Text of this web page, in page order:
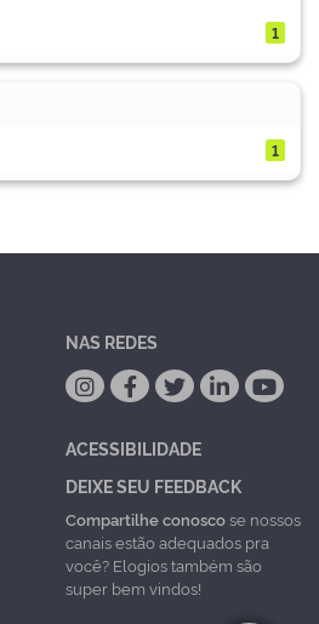
1
1
NAS REDES
ACESSIBILIDADE
DEIXE SEU FEEDBACK
Compartilhe conoscose nossos
canais estão adequados pra
você? Elogios também são
super bem vindos!